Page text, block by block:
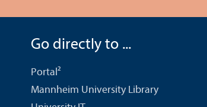
Go directly to ...
Portal²
Mannheim University Library